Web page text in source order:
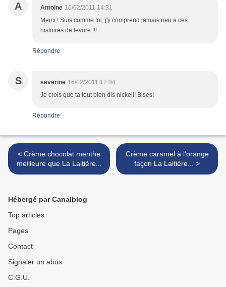
A Antoine 16/02/2011 14:31
Merci ! Suis comme toi, j'y comprend jamais rien a ces
histoires de levure !!!
Répondre
S severine 16/02/2011 12:04
Je crois que ta tout bien dis nickel!! Bises!
Répondre
< Crème chocolat menthe
meilleure que La Laitière...
Crème caramel à l'orange
façon La Laitière... >
Hébergé par Canalblog
Top articles
Pages
Contact
Signaler un abus
C.G.U.